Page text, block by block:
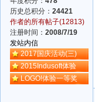
历史总积分： 24421
作者的所有帖子(12813)
注册时间： 2008/7/19
发站内信
2017国庆活动(三)
2015Indusoft体验
LOGO!体验一等奖